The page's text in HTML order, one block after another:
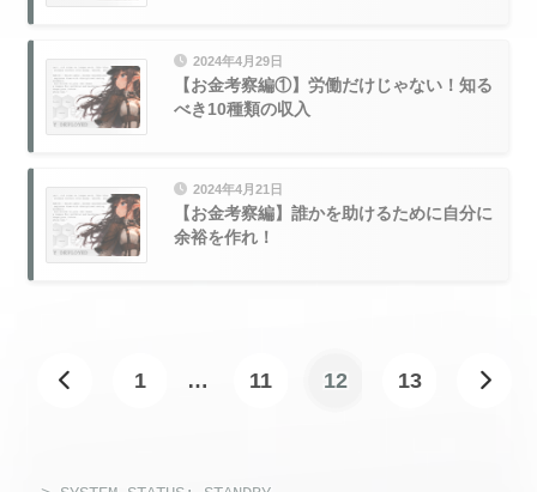
2024年4月29日
【お金考察編①】労働だけじゃない！知る
べき10種類の収入
2024年4月21日
【お金考察編】誰かを助けるために自分に
余裕を作れ！
1 … 11 12 13